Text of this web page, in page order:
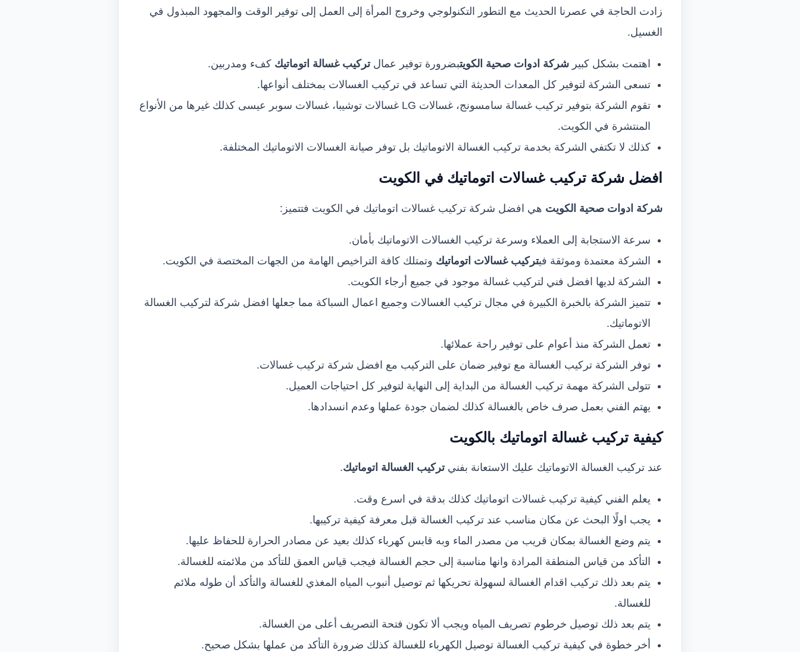
زادت الحاجة في عصرنا الحديث مع التطور التكنولوجي وخروج المرأة إلى العمل إلى توفير الوقت والمجهود المبذول في
الغسيل.
اهتمت بشكل كبير شركة ادوات صحية الكويتبضرورة توفير عمال تركيب غسالة اتوماتيك كفء ومدربين.
تسعى الشركة لتوفير كل المعدات الحديثة التي تساعد في تركيب الغسالات بمختلف أنواعها.
تقوم الشركة بتوفير تركيب غسالة سامسونج، غسالات LG غسالات توشيبا، غسالات سوبر عيسى كذلك غيرها من الأنواع
المنتشرة في الكويت.
كذلك لا تكتفي الشركة بخدمة تركيب الغسالة الاتوماتيك بل توفر صيانة الغسالات الاتوماتيك المختلفة.
افضل شركة تركيب غسالات اتوماتيك في الكويت
شركة ادوات صحية الكويت هي افضل شركة تركيب غسالات اتوماتيك في الكويت فتتميز:
سرعة الاستجابة إلى العملاء وسرعة تركيب الغسالات الاتوماتيك بأمان.
الشركة معتمدة وموثقة فيتركيب غسالات اتوماتيك وتمتلك كافة التراخيص الهامة من الجهات المختصة في الكويت.
الشركة لديها افضل فني لتركيب غسالة موجود في جميع أرجاء الكويت.
تتميز الشركة بالخبرة الكبيرة في مجال تركيب الغسالات وجميع اعمال السباكة مما جعلها افضل شركة لتركيب الغسالة
الاتوماتيك.
تعمل الشركة منذ أعوام على توفير راحة عملائها.
توفر الشركة تركيب الغسالة مع توفير ضمان على التركيب مع افضل شركة تركيب غسالات.
تتولى الشركة مهمة تركيب الغسالة من البداية إلى النهاية لتوفير كل احتياجات العميل.
يهتم الفني بعمل صرف خاص بالغسالة كذلك لضمان جودة عملها وعدم انسدادها.
كيفية تركيب غسالة اتوماتيك بالكويت
عند تركيب الغسالة الاتوماتيك عليك الاستعانة بفنيتركيب الغسالة اتوماتيك.
يعلم الفني كيفية تركيب غسالات اتوماتيك كذلك بدقة في اسرع وقت.
يجب اولًا البحث عن مكان مناسب عند تركيب الغسالة قبل معرفة كيفية تركيبها.
يتم وضع الغسالة بمكان قريب من مصدر الماء وبه قابس كهرباء كذلك بعيد عن مصادر الحرارة للحفاظ عليها.
التأكد من قياس المنطقة المرادة وانها مناسبة إلى حجم الغسالة فيجب قياس العمق للتأكد من ملائمته للغسالة.
يتم بعد ذلك تركيب اقدام الغسالة لسهولة تحريكها ثم توصيل أنبوب المياه المغذي للغسالة والتأكد أن طوله ملائم
للغسالة.
يتم بعد ذلك توصيل خرطوم تصريف المياه ويجب ألا تكون فتحة التصريف أعلى من الغسالة.
أخر خطوة في كيفية تركيب الغسالة توصيل الكهرباء للغسالة كذلك ضرورة التأكد من عملها بشكل صحيح.